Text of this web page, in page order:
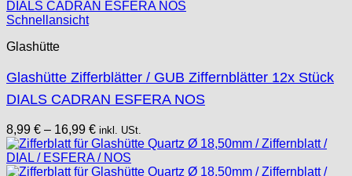
Schnellansicht
Glashütte
Glashütte Zifferblätter / GUB Ziffernblätter 12x Stück
DIALS CADRAN ESFERA NOS
8,99 € – 16,99 € inkl. USt.